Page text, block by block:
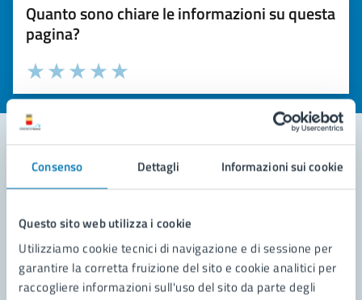
Consenso Dettagli Informazioni sui cookie
Questo sito web utilizza i cookie
Utilizziamo cookie tecnici di navigazione e di sessione per
garantire la corretta fruizione del sito e cookie analitici per
raccogliere informazioni sull'uso del sito da parte degli
Quanto sono chiare le informazioni su questa
pagina?
Valuta la chiarezza delle informazioni (da 1 a 5 stelle)
Seleziona il numero di stelle per valutare la chiarezza delle
Valuta 5 stelle su 5
Valuta 4 stelle su 5
Valuta 3 stelle su 5
Valuta 2 stelle su 5
Valuta 1 stelle su 5
Contatta il comune
Leggi le domande frequenti
Richiedi assistenza
Prenota appuntamento